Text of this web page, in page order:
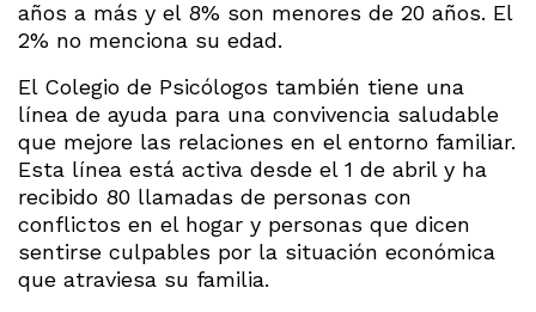
años a más y el 8% son menores de 20 años. El
2% no menciona su edad.
El Colegio de Psicólogos también tiene una
línea de ayuda para una convivencia saludable
que mejore las relaciones en el entorno familiar.
Esta línea está activa desde el 1 de abril y ha
recibido 80 llamadas de personas con
conflictos en el hogar y personas que dicen
sentirse culpables por la situación económica
que atraviesa su familia.